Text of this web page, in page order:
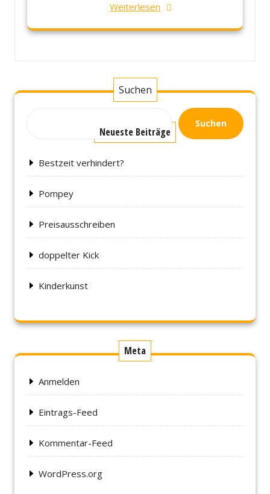
Weiterlesen
Suchen
Suchen
Neueste Beiträge
Bestzeit verhindert?
Pompey
Preisausschreiben
doppelter Kick
Kinderkunst
Meta
Anmelden
Eintrags-Feed
Kommentar-Feed
WordPress.org